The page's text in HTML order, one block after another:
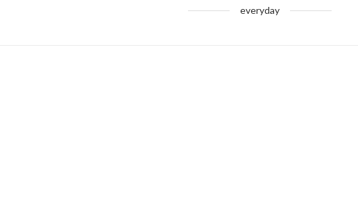
everyday